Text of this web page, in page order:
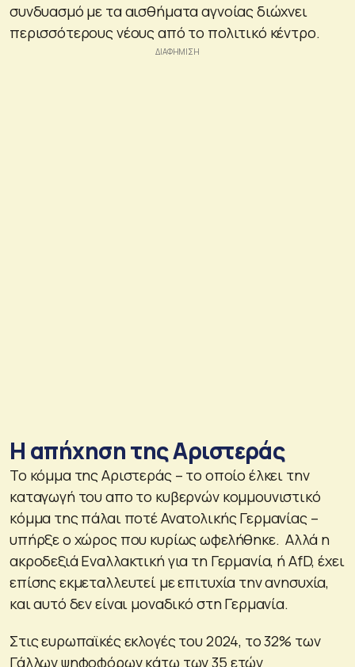
συνδυασμό με τα αισθήματα αγνοίας διώχνει
περισσότερους νέους από το πολιτικό κέντρο.
Η απήχηση της Αριστεράς
Το κόμμα της Αριστεράς – το οποίο έλκει την
καταγωγή του απο το κυβερνών κομμουνιστικό
κόμμα της πάλαι ποτέ Ανατολικής Γερμανίας –
υπήρξε ο χώρος που κυρίως ωφελήθηκε. Αλλά η
ακροδεξιά Εναλλακτική για τη Γερμανία, ή AfD, έχει
επίσης εκμεταλλευτεί με επιτυχία την ανησυχία,
και αυτό δεν είναι μοναδικό στη Γερμανία.
Στις ευρωπαϊκές εκλογές του 2024, το 32% των
Γάλλων ψηφοφόρων κάτω των 35 ετών